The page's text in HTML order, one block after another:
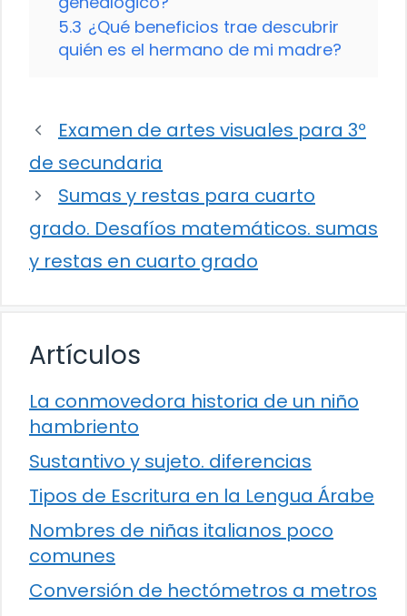
5.3 ¿Qué beneficios trae descubrir
quién es el hermano de mi madre?
Examen de artes visuales para 3º
de secundaria
Sumas y restas para cuarto
grado. Desafíos matemáticos. sumas
y restas en cuarto grado
Artículos
La conmovedora historia de un niño
hambriento
Sustantivo y sujeto. diferencias
Tipos de Escritura en la Lengua Árabe
Nombres de niñas italianos poco
comunes
Conversión de hectómetros a metros